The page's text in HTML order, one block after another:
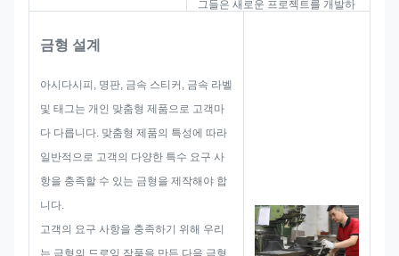
그들은 새로운 프로젝트를 개발하
사전에 발생할 수 있는 모든 문제
가능성을 고려합니다. 따라서 우리
금형 설계
아시다시피, 명판, 금속 스티커, 금속 라벨
및 태그는 개인 맞춤형 제품으로 고객마
다 다릅니다. 맞춤형 제품의 특성에 따라
일반적으로 고객의 다양한 특수 요구 사
항을 충족할 수 있는 금형을 제작해야 합
니다.
고객의 요구 사항을 충족하기 위해 우리